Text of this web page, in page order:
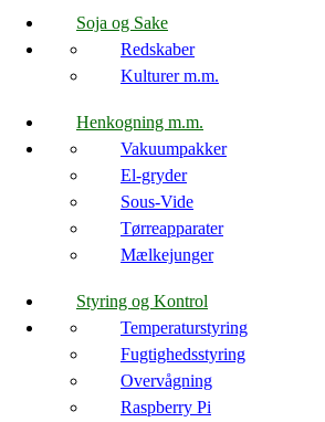
Soja og Sake
Redskaber
Kulturer m.m.
Henkogning m.m.
Vakuumpakker
El-gryder
Sous-Vide
Tørreapparater
Mælkejunger
Styring og Kontrol
Temperaturstyring
Fugtighedsstyring
Overvågning
Raspberry Pi